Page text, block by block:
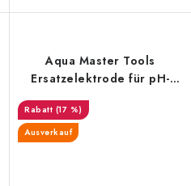
Aqua Master Tools
Ersatzelektrode für pH-
Meter S300 PRO2
(17 %)
Ausverkauf